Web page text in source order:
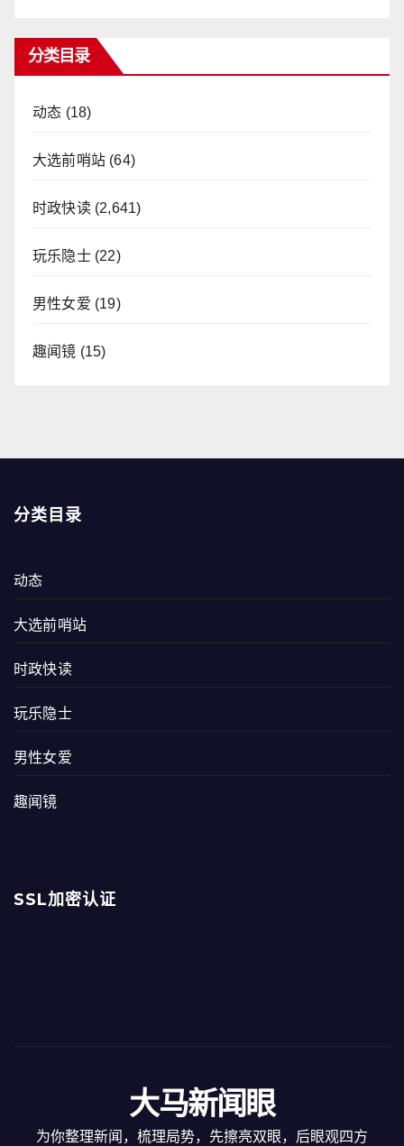
分类目录
动态 (18)
大选前哨站 (64)
时政快读(2,641)
玩乐隐士(22)
男性女爱 (19)
趣闻镜 (15)
分类目录
动态
大选前哨站
时政快读
玩乐隐士
男性女爱
趣闻镜
SSL加密认证
大马新闻眼
为你整理新闻，梳理局势，先擦亮双眼，后眼观四方